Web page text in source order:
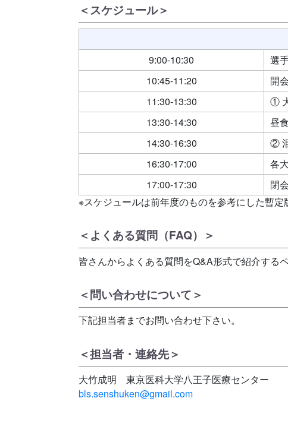
＜スケジュール＞
9:00-10:30
選
10:45-11:20
開
11:30-13:30
①
13:30-14:30
昼食
14:30-16:30
②
16:30-17:00
各
17:00-17:30
閉
※スケジュールは前年度のものを参考にした暫
＜よくある質問（FAQ）＞
皆さんからよくある質問をQ&A形式で紹介する
＜問い合わせについて＞
下記担当者までお問い合わせ下さい。
＜担当者・連絡先＞
大竹成明 東京医科大学八王子医療センター
bls.senshuken@gmail.com